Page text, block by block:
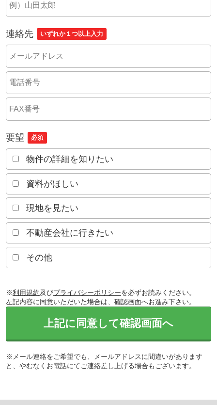
連絡先 いずれか１つ以上入力
要望 必須
物件の詳細を知りたい
資料がほしい
現地を見たい
不動産会社に行きたい
その他
※利用規約及びプライバシーポリシーを必ずお読みください。
左記内容に同意いただいた場合は、確認画面へお進み下さい。
上記に同意して確認画面へ
※メール連絡をご希望でも、メールアドレスに間違いがあります
と、やむなくお電話にてご連絡差し上げる場合もございます。